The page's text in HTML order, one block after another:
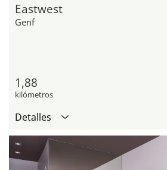
Eastwest
Genf
1,88
kilómetros
Detalles